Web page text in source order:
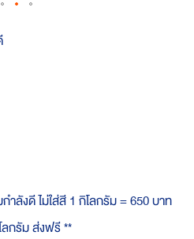
ำลังดี ไม่ใส่สี 1 กิโลกรัม = 650 บาท
ลกรัม ส่งฟรี **